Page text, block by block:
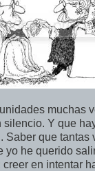
muchas
Y que
Saber que tantas
yo he querido
creer en intentar